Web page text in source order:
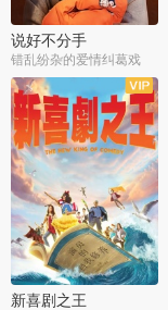
说好不分手
错乱纷杂的爱情纠葛戏
新喜剧之王